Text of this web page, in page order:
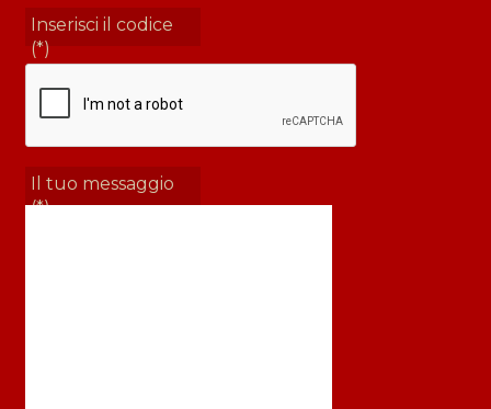
Inserisci il codice
(*)
Il tuo messaggio
(*)